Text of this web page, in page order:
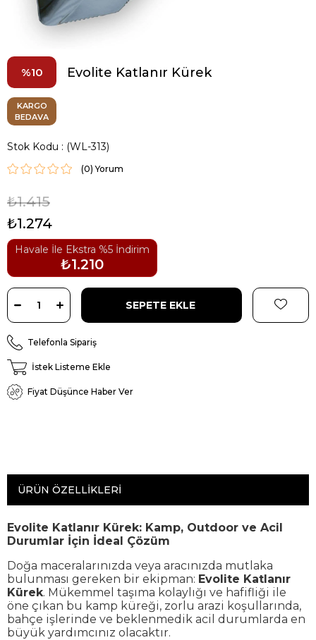
10 Evolite Katlanır Kürek
KARGO
BEDAVA
Stok Kodu (WL-313)
(0)
₺1.415
₺1.274
Havale İle Ekstra %5 İndirim
₺1.210
Telefonla Sipariş
İstek Listeme Ekle
Fiyat Düşünce Haber Ver
ÜRÜN ÖZELLIKLERI
Evolite Katlanır Kürek: Kamp, Outdoor ve Acil
Durumlar İçin İdeal Çözüm
Doğa maceralarınızda veya aracınızda mutlaka
bulunması gereken bir ekipman: Evolite Katlanır
Kürek. Mükemmel taşıma kolaylığı ve hafifliği ile
öne çıkan bu kamp küreği, zorlu arazi koşullarında,
bahçe işlerinde ve beklenmedik acil durumlarda en
büyük yardımcınız olacaktır.